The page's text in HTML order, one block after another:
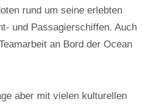
rund um seine erlebten
und Passagierschiffen. Auch
an Bord der Ocean
aber mit vielen kulturellen